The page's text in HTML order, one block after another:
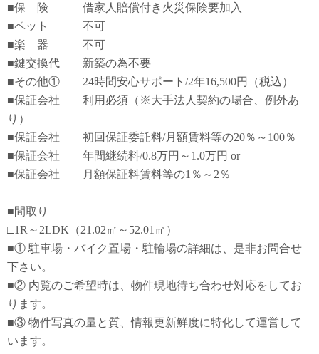
■保 険 借家人賠償付き火災保険要加入
■ペット 不可
■楽 器 不可
■鍵交換代 新築の為不要
■その他① 24時間安心サポート/2年16,500円（税込）
■保証会社 利用必須（※大手法人契約の場合、例外あ
り）
■保証会社 初回保証委託料/月額賃料等の20％～100％
■保証会社 年間継続料/0.8万円～1.0万円 or
■保証会社 月額保証料賃料等の1％～2％
―――――――
■間取り
□1R～2LDK（21.02㎡～52.01㎡）
■① 駐車場・バイク置場・駐輪場の詳細は、是非お問合せ
下さい。
■② 内覧のご希望時は、物件現地待ち合わせ対応をしてお
ります。
■③ 物件写真の量と質、情報更新鮮度に特化して運営して
います。